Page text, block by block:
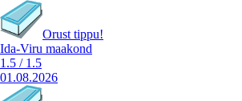
Orust tippu!
Ida-Viru maakond
1.5 / 1.5
01.08.2026